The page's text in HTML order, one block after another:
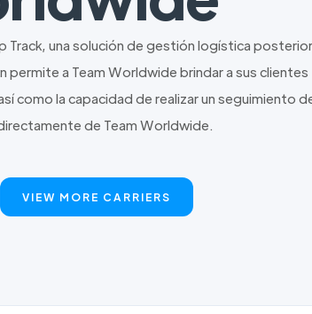
una solución de gestión logística
a Team Worldwide brindar a sus clientes
como la capacidad de realizar un seguimiento
de Team Worldwide.
VIEW MORE CARRIERS